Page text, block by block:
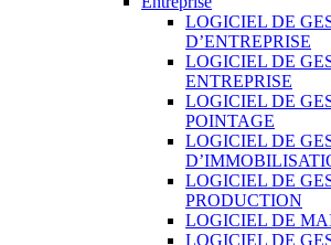
LOGICIEL DE
D’ENTREPRISE
LOGICIEL DE
ENTREPRISE
LOGICIEL DE
POINTAGE
LOGICIEL DE
LOGICIEL DE
PRODUCTION
LOGICIEL DE
LOGICIEL DE